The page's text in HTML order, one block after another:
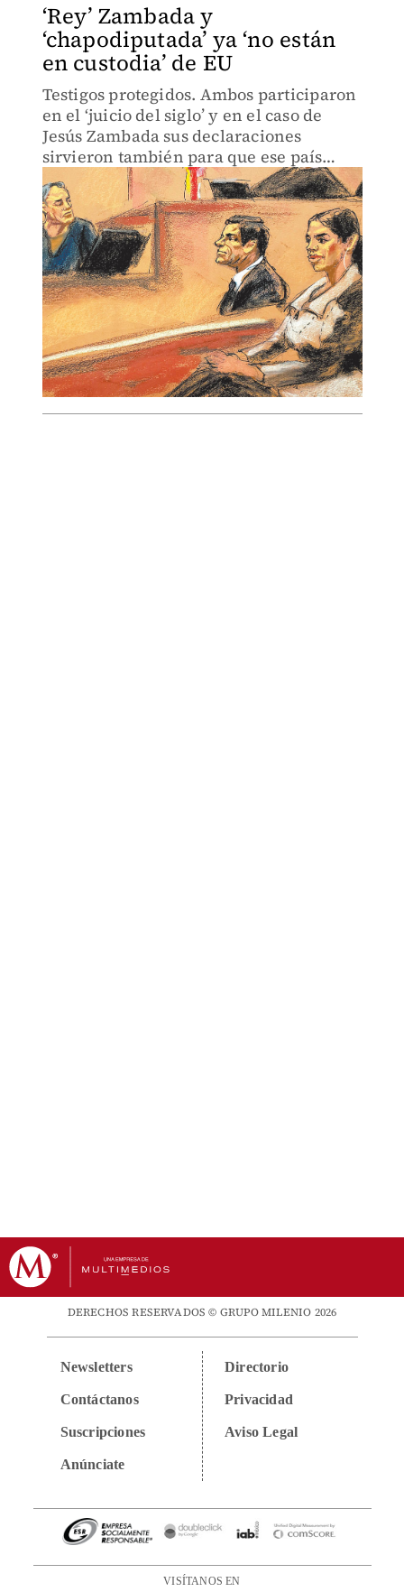
‘Rey’ Zambada y
‘chapodiputada’ ya ‘no están
en custodia’ de EU
Testigos protegidos. Ambos participaron
en el ‘juicio del siglo’ y en el caso de
Jesús Zambada sus declaraciones
sirvieron también para que ese país
detuviera a Genaro García Luna.
DERECHOS RESERVADOS © GRUPO MILENIO 2026
Newsletters
Contáctanos
Suscripciones
Anúnciate
Directorio
Privacidad
Aviso Legal
VISÍTANOS EN